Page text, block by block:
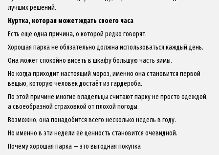
лучших решений.
Куртка, которая может ждать своего часа
Есть ещё одна причина, о которой редко говорят.
Хорошая парка не обязательно должна использоваться каждый день.
Она может спокойно висеть в шкафу большую часть зимы.
Но когда приходит настоящий мороз, именно она становится первой
вещью, которую человек достаёт из гардероба.
По этой причине многие владельцы считают парку не просто одеждой,
а своеобразной страховкой от плохой погоды.
Возможно, она понадобится всего несколько недель в году.
Но именно в эти недели её ценность становится очевидной.
Почему хорошая парка — это выгодная покупка